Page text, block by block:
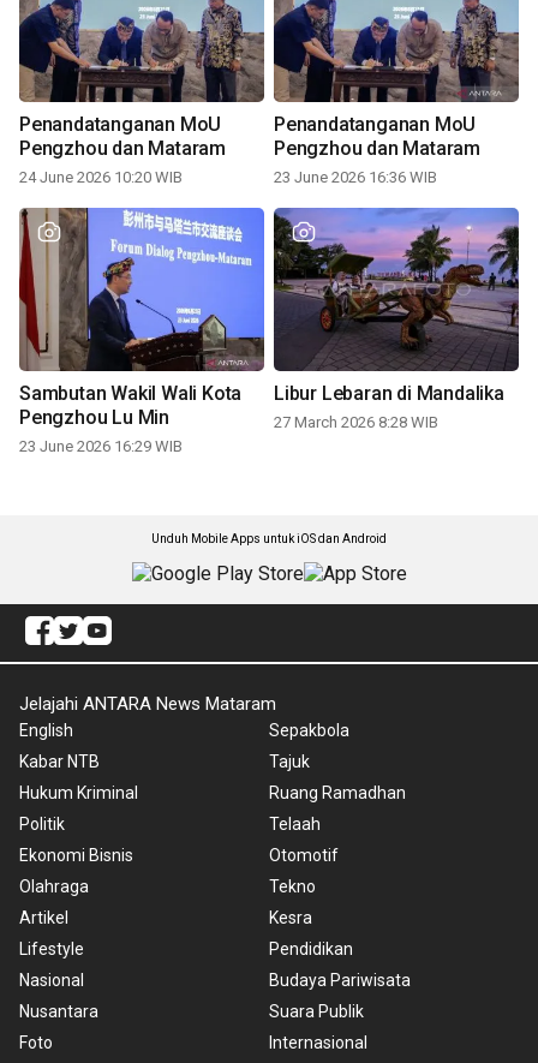
Penandatanganan MoU
Pengzhou dan Mataram
24 June 2026 10:20 WIB
Penandatanganan MoU
Pengzhou dan Mataram
23 June 2026 16:36 WIB
Sambutan Wakil Wali Kota
Pengzhou Lu Min
23 June 2026 16:29 WIB
Libur Lebaran di Mandalika
27 March 2026 8:28 WIB
Unduh Mobile Apps untuk iOS dan Android
Jelajahi ANTARA News Mataram
English
Kabar NTB
Hukum Kriminal
Politik
Ekonomi Bisnis
Olahraga
Artikel
Lifestyle
Nasional
Nusantara
Foto
Sepakbola
Tajuk
Ruang Ramadhan
Telaah
Otomotif
Tekno
Kesra
Pendidikan
Budaya Pariwisata
Suara Publik
Internasional